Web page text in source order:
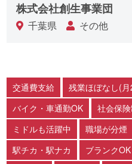
株式会社創生事業団
千葉県 その他
交通費支給 残業ほぼなし(
バイク・車通勤OK
社会保
ミドルも活躍中
職場が分煙
駅チカ・駅ナカ
ブランクOK